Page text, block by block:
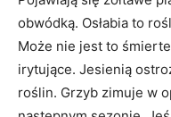
obwódką. Osłabia to
Może nie jest to
irytujące. Jesienią
roślin. Grzyb zimuje w